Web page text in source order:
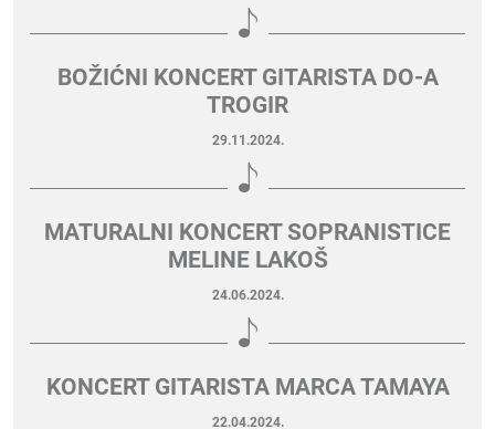
BOŽIĆNI KONCERT GITARISTA DO-A
TROGIR
29.11.2024.
MATURALNI KONCERT SOPRANISTICE
MELINE LAKOŠ
24.06.2024.
KONCERT GITARISTA MARCA TAMAYA
22.04.2024.